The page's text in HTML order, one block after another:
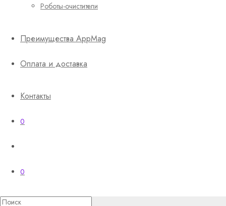
Роботы-очистители
Преимущества AppMag
Оплата и доставка
Контакты
0
0